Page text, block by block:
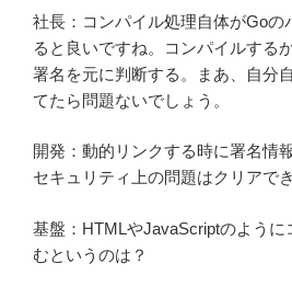
社長：コンパイル処理自体がGoの
ると良いですね。コンパイルする
署名を元に判断する。まあ、自分
てたら問題ないでしょう。
開発：動的リンクする時に署名情
セキュリティ上の問題はクリアで
基盤：HTMLやJavaScriptのように
むというのは？